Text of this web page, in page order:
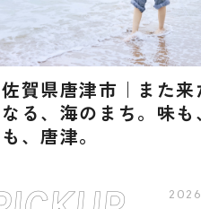
佐賀県唐津市｜また来
なる、海のまち。味も
も、唐津。